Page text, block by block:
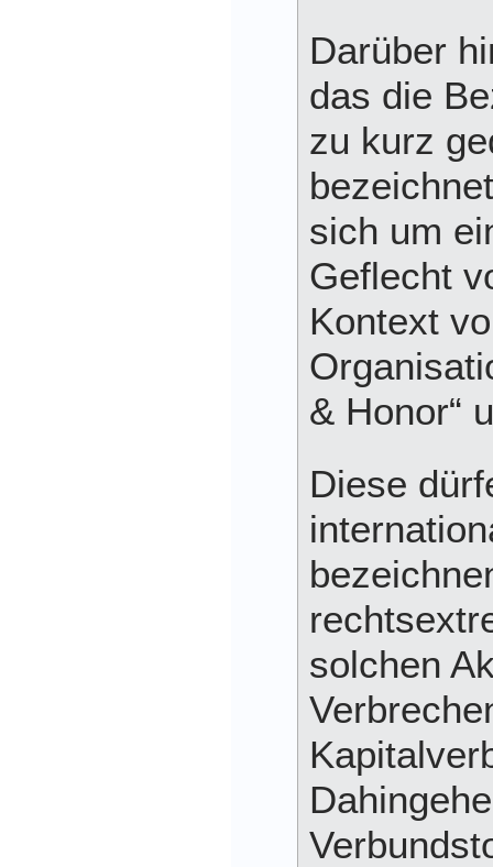
Darüber
das die
zu kurz
sich um
Geflecht
Kontext
& Honor“
Diese
solchen